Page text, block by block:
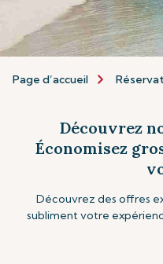
Page d’accueil
Découvrez
Économisez
Découvrez des offres
subliment votre